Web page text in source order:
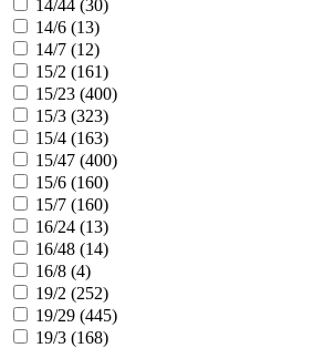
14/44 (30)
14/6 (13)
14/7 (12)
15/2 (161)
15/23 (400)
15/3 (323)
15/4 (163)
15/47 (400)
15/6 (160)
15/7 (160)
16/24 (13)
16/48 (14)
16/8 (4)
19/2 (252)
19/29 (445)
19/3 (168)